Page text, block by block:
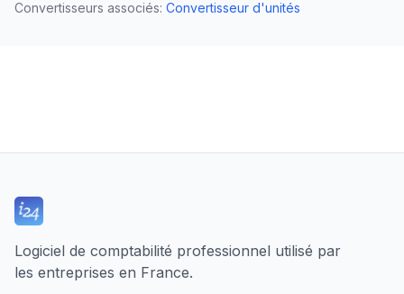
Convertisseurs associés: Convertisseur d'unités
Logiciel de comptabilité professionnel utilisé par
les entreprises en France.